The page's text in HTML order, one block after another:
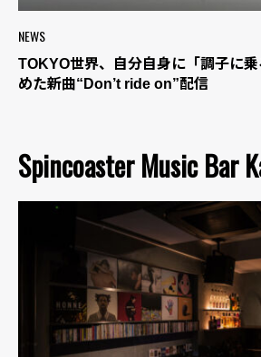
NEWS
TOKYO世界、自分自身に「調子に
めた新曲“Don’t ride on”配信
Spincoaster Music Bar